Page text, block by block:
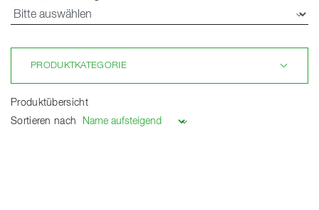
PRODUKTKATEGORIE
Produktübersicht
Sortieren nach